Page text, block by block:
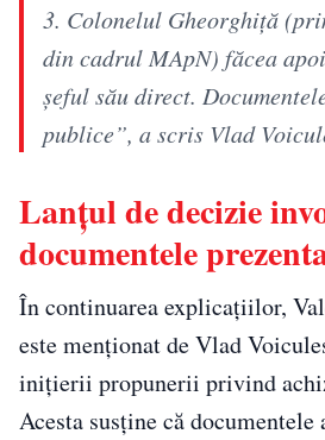
3. Colonelul Gheorghiță
din cadrul MApN) făcea
șeful său direct.
publice”, a scris Vlad
Lanțul de decizie
documentele
În continuarea explicațiilor,
este menționat de Vlad
inițierii propunerii privind
Acesta susține că